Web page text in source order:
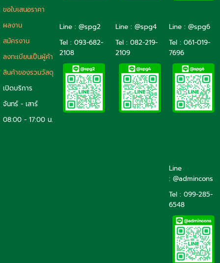
ขอใบเสนอราคา
ผลงาน
สมัครงาน
ลงทะเบียนเป็นผู้ค้า
สินค้าของรวมวัสดุ
เปิดบริการ
จันทร์ - เสาร์
08:00 - 17:00 น.
Line : @spg2
Tel : 093-682-
2108
Line : @spg4
Tel : 082-219-
2109
Line : @spg6
Tel : 061-019-
7696
Line
: @admincons
Tel : 099-285-
6548